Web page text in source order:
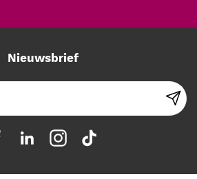
Nieuwsbrief